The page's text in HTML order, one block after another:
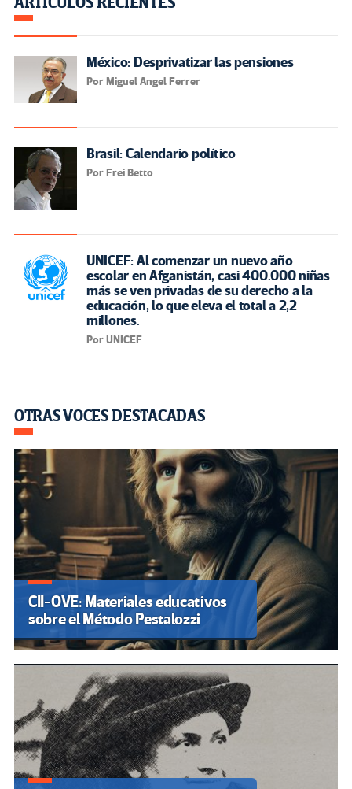
México: Desprivatizar las pensiones
Por Miguel Angel Ferrer
Brasil: Calendario político
Por Frei Betto
UNICEF: Al comenzar un nuevo año
escolar en Afganistán, casi 400.000 niñas
más se ven privadas de su derecho a la
educación, lo que eleva el total a 2,2
millones.
Por UNICEF
OTRAS VOCES DESTACADAS
CII-OVE: Materiales educativos
sobre el Método Pestalozzi